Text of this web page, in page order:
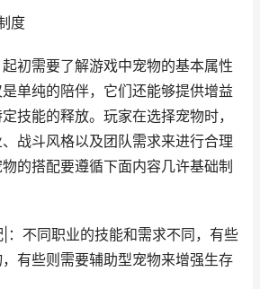
度
初需要了解游戏中宠物的基本属性
单纯的陪伴，它们还能够提供增益
技能的释放。玩家在选择宠物时，
战斗风格以及团队需求来进行合理
的搭配要遵循下面内容几许基础制
：不同职业的技能和需求不同，有些
有些则需要辅助型宠物来增强生存